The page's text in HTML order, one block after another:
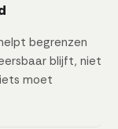
begrenzen
blijft, niet
moet